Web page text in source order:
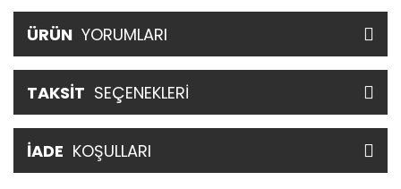
ÜRÜN YORUMLARI
TAKSİT SEÇENEKLERİ
İADE KOŞULLARI